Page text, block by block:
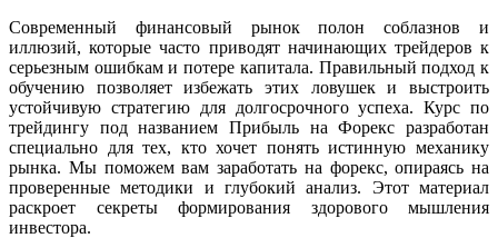
Современный финансовый рынок полон соблазнов и
иллюзий, которые часто приводят начинающих трейдеров к
серьезным ошибкам и потере капитала. Правильный подход к
обучению позволяет избежать этих ловушек и выстроить
устойчивую стратегию для долгосрочного успеха. Курс по
трейдингу под названием Прибыль на Форекс разработан
специально для тех, кто хочет понять истинную механику
рынка. Мы поможем вам заработать на форекс, опираясь на
проверенные методики и глубокий анализ. Этот материал
раскроет секреты формирования здорового мышления
инвестора.